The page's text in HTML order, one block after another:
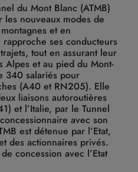
du Mont Blanc (ATMB)
nouveaux modes de
et en
ses conducteurs
tout en assurant leur
et au pied du Mont-
340 salariés pour
(A40 et RN205). Elle
liaisons autoroutières
et l’Italie, par le Tunnel
avec son
est détenue par l’Etat,
des actionnaires privés.
concession avec l’Etat